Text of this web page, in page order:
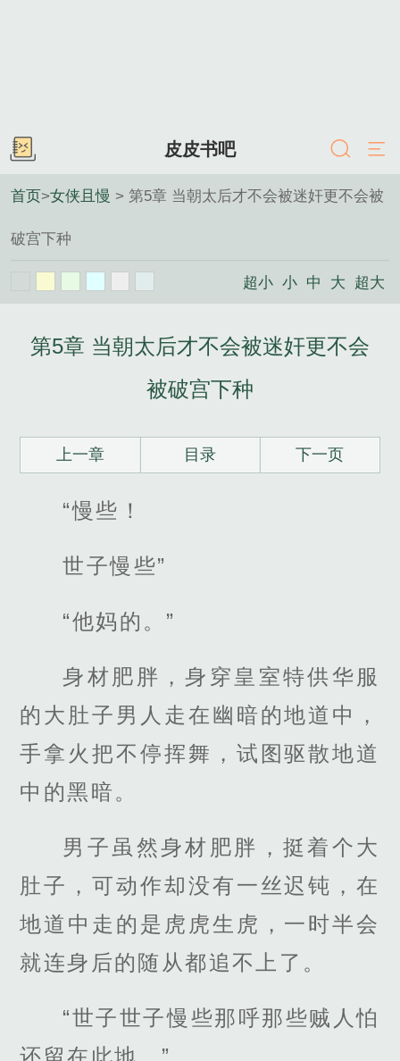
皮皮书吧
首页>女侠且慢 > 第5章 当朝太后才不会被迷奸更不会被
破宫下种
超小 小 中 大 超大
第5章 当朝太后才不会被迷奸更不会
被破宫下种
上一章 目录 下一页
“慢些！
世子慢些”
“他妈的。”
身材肥胖，身穿皇室特供华服
的大肚子男人走在幽暗的地道中，
手拿火把不停挥舞，试图驱散地道
中的黑暗。
男子虽然身材肥胖，挺着个大
肚子，可动作却没有一丝迟钝，在
地道中走的是虎虎生虎，一时半会
就连身后的随从都追不上了。
“世子世子慢些那呼那些贼人怕